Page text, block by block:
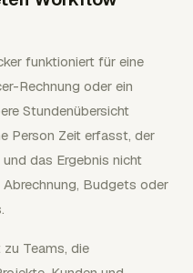
funktioniert für eine
Rechnung oder ein
Stundenübersicht
Person Zeit erfasst, der
das Ergebnis nicht
Abrechnung, Budgets oder
Teams, die